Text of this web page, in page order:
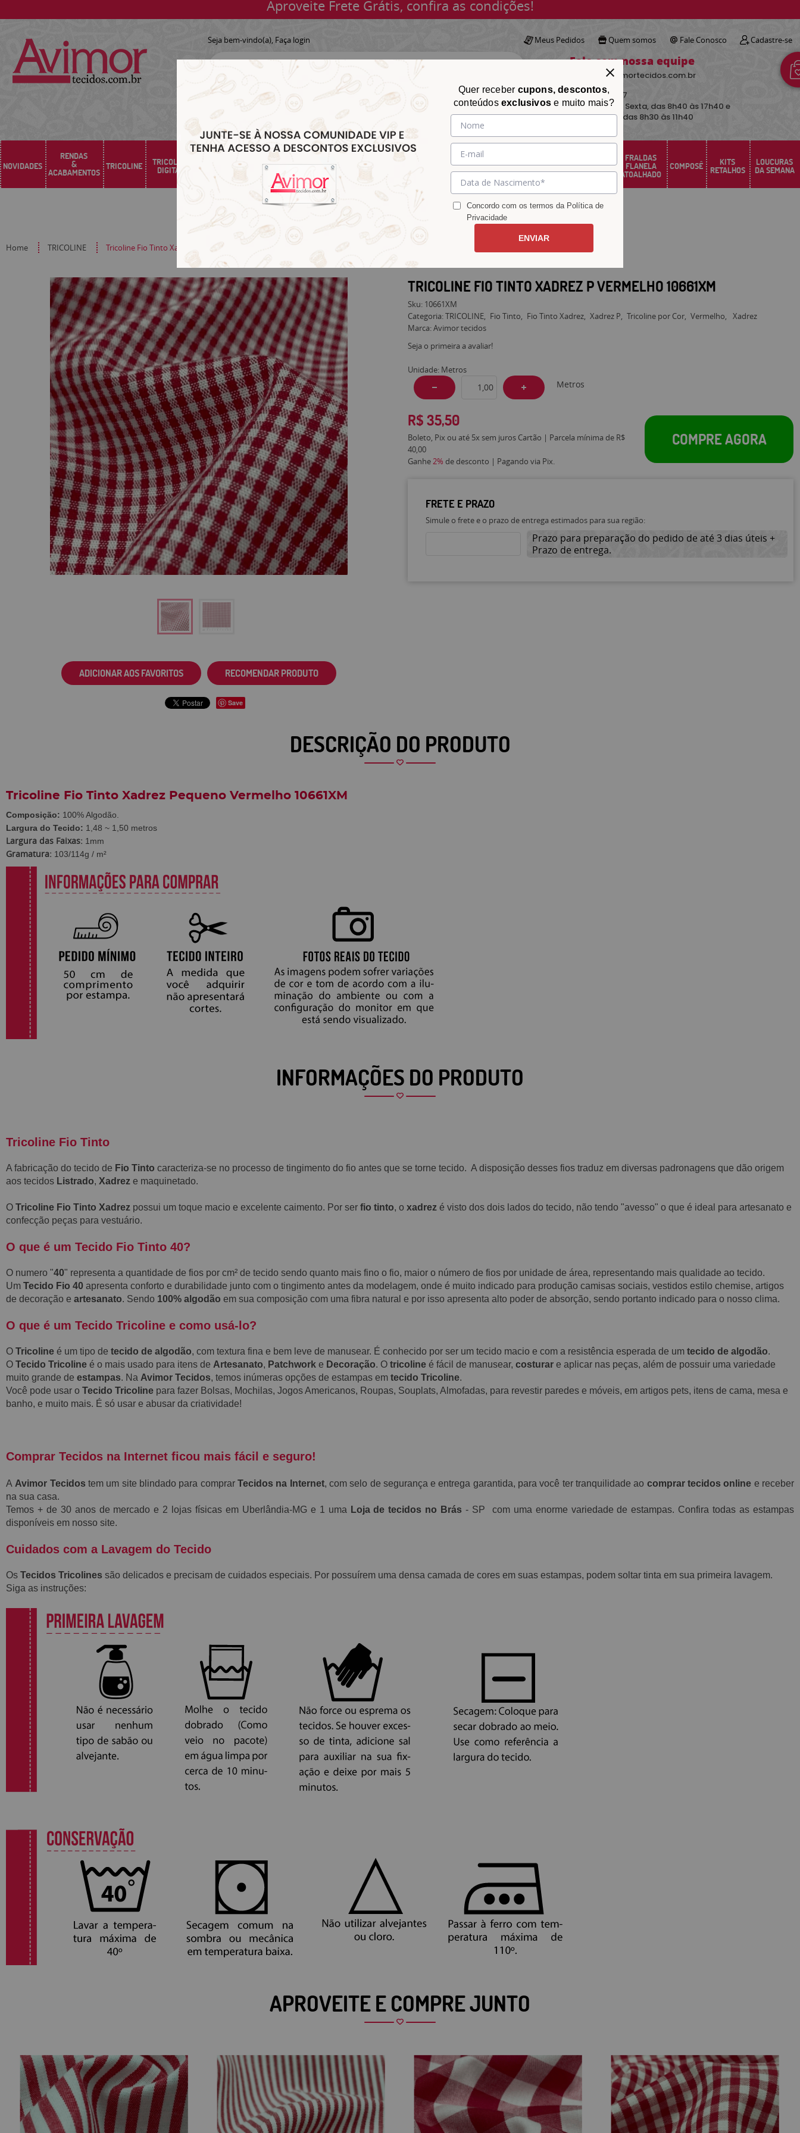
Aproveite Frete Grátis, confira as condições!
Seja bem-vindo(a), Faça login Meus Pedidos Quem somos Fale Conosco Cadastre-se
Fale com nossa equipe
contato@avimortecidos.com.br
(34)3219-5157
De Segunda a Sexta, das 8h40 às 17h40 e
aos sábados das 8h30 às 11h40
NOVIDADES
RENDAS
&
ACABAMENTOS
TRICOLINE TRICOLINE
DIGITAL SARJA SINTÉTICOS &
CHITÃO
&
TRICÔ
TECIDOS E
AVIAMENTOS
&
ACESSÓRIOS
PARA
DECORAÇÃO
PERCAL SANTA FÉ
FRALDAS
FLANELA
ATOALHADO
COMPOSÊ KITS
RETALHOS
LOUCURAS
DA SEMANA
Home TRICOLINE Tricoline Fio Tinto Xadrez P Vermelho 10661XM
ADICIONAR AOS FAVORITOS RECOMENDAR PRODUTO
Save
TRICOLINE FIO TINTO XADREZ P VERMELHO 10661XM
Sku: 10661XM
Categoria:TRICOLINE Fio Tinto Fio Tinto Xadrez Xadrez P Tricoline por Cor Vermelho
Xadrez
Marca:Avimor tecidos
Seja o primeira a avaliar!
Unidade: Metros
Metros
R$ 35,50
Boleto, Pix ou até 5x sem juros Cartão | Parcela mínima de R$
40,00
Ganhe2% de desconto | Pagando via Pix.
COMPRE AGORA
FRETE E PRAZO
Simule o frete e o prazo de entrega estimados para sua região:
Prazo para preparação do pedido de até 3 dias úteis +
Prazo de entrega.
DESCRIÇÃO DO PRODUTO
Tricoline Fio Tinto Xadrez Pequeno Vermelho 10661XM
Composição: 100% Algodão.
Largura do Tecido: 1,48 ~ 1,50 metros
Largura das Faixas: 1mm
Gramatura: 103/114g / m²
INFORMAÇÕES DO PRODUTO
Tricoline Fio Tinto
A fabricação do tecido de Fio Tinto caracteriza-se no processo de tingimento do fio antes que se torne tecido. A disposição desses fios traduz em diversas padronagens que dão origem
aos tecidos Listrado, Xadrez e maquinetado.
O Tricoline Fio Tinto Xadrez possui um toque macio e excelente caimento. Por ser fio tinto, o xadrez é visto dos dois lados do tecido, não tendo "avesso" o que é ideal para artesanato e
confecção peças para vestuário.
O que é um Tecido Fio Tinto 40?
O numero "40" representa a quantidade de fios por cm² de tecido sendo quanto mais fino o fio, maior o número de fios por unidade de área, representando mais qualidade ao tecido.
Um Tecido Fio 40 apresenta conforto e durabilidade junto com o tingimento antes da modelagem, onde é muito indicado para produção camisas sociais, vestidos estilo chemise, artigos
de decoração e artesanato. Sendo 100% algodão em sua composição com uma fibra natural e por isso apresenta alto poder de absorção, sendo portanto indicado para o nosso clima.
O que é um Tecido Tricoline e como usá-lo?
O Tricoline é um tipo de tecido de algodão, com textura fina e bem leve de manusear. É conhecido por ser um tecido macio e com a resistência esperada de um tecido de algodão.
O Tecido Tricoline é o mais usado para itens de Artesanato, Patchwork e Decoração. O tricoline é fácil de manusear, costurar e aplicar nas peças, além de possuir uma variedade
muito grande de estampas. Na Avimor Tecidos, temos inúmeras opções de estampas em tecido Tricoline.
Você pode usar o Tecido Tricoline para fazer Bolsas, Mochilas, Jogos Americanos, Roupas, Souplats, Almofadas, para revestir paredes e móveis, em artigos pets, itens de cama, mesa e
banho, e muito mais. É só usar e abusar da criatividade!
Comprar Tecidos na Internet ficou mais fácil e seguro!
A Avimor Tecidos tem um site blindado para comprar Tecidos na Internet, com selo de segurança e entrega garantida, para você ter tranquilidade ao comprar tecidos online e receber
na sua casa.
Temos + de 30 anos de mercado e 2 lojas físicas em Uberlândia-MG e 1 uma Loja de tecidos no Brás- SP com uma enorme variedade de estampas. Confira todas as estampas
disponíveis em nosso site.
Cuidados com a Lavagem do Tecido
Os Tecidos Tricolines são delicados e precisam de cuidados especiais. Por possuírem uma densa camada de cores em suas estampas, podem soltar tinta em sua primeira lavagem.
Siga as instruções:
APROVEITE E COMPRE JUNTO
Quer receber cupons, descontos,
conteúdosexclusivose muito mais?
Concordo com os termos da Política de
Privacidade
ENVIAR